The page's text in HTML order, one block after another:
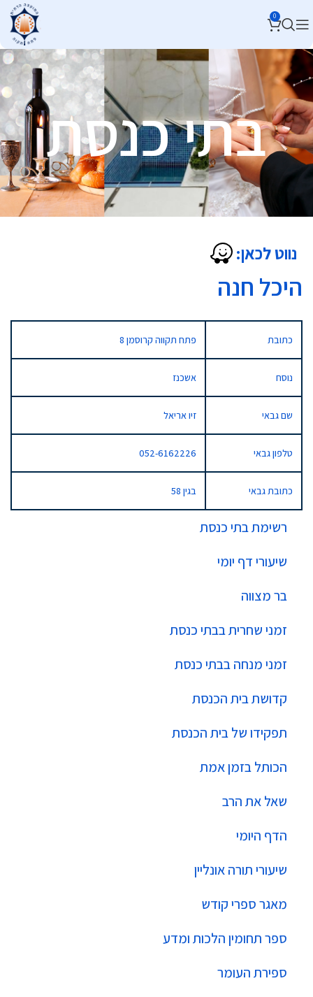
0
בתי כנסת
רשימת בתי כנסת
שיעורי דף יומי
בר מצווה
זמני שחרית בבתי כנסת
זמני מנחה בבתי כנסת
קדושת בית הכנסת
תפקידו של בית הכנסת
הכותל בזמן אמת
שאל את הרב
הדף היומי
שיעורי תורה אונליין
מאגר ספרי קודש
ספר תחומין הלכות ומדע
ספירת העומר
נווט לכאן:
היכל חנה
כתובת פתח תקווה קרוסמן 8
נוסח אשכנז
שם גבאי זיו אריאל
טלפון גבאי 052-6162226
כתובת גבאי בגין 58